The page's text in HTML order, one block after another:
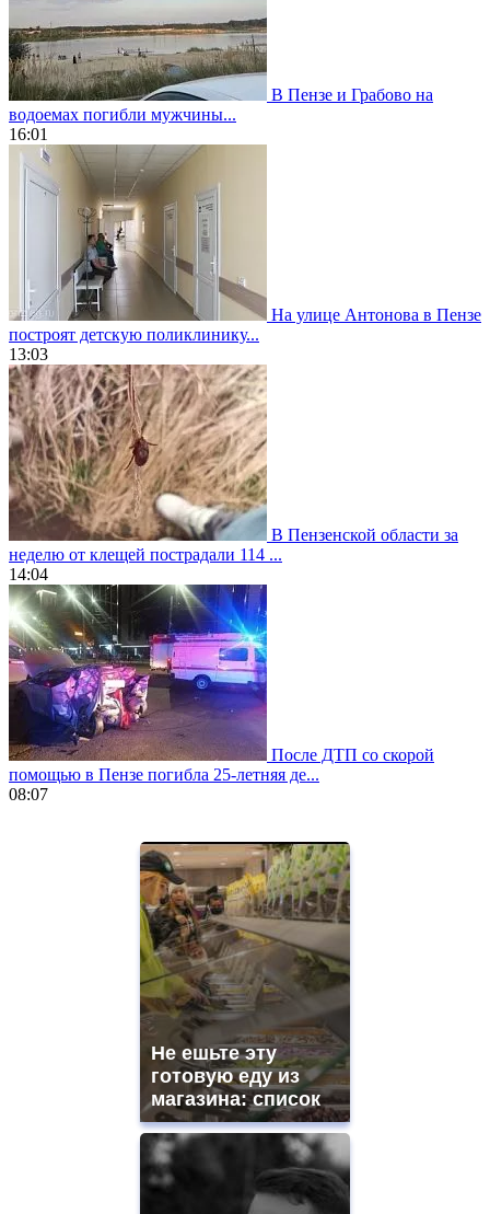
В Пензе и Грабово на
водоемах погибли мужчины...
16:01
На улице Антонова в Пензе
построят детскую поликлинику...
13:03
В Пензенской области за
неделю от клещей пострадали 114 ...
14:04
После ДТП со скорой
помощью в Пензе погибла 25-летняя де...
08:07
https://gradewatches.to/
https://www.replicasrelojes.to/
Не ешьте эту
готовую еду из
магазина: список